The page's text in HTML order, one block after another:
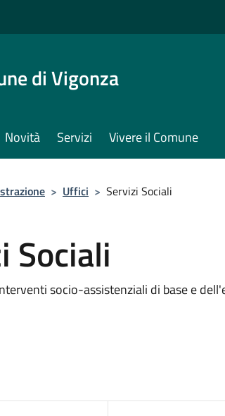
di Vigonza
Novità Servizi Vivere il Comune
> Uffici > Servizi Sociali
Sociali
socio-assistenziali di base e